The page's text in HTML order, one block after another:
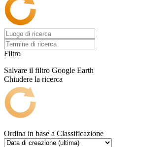
Filtro
Salvare il filtro Google Earth
Chiudere la ricerca
Ordina in base a Classificazione